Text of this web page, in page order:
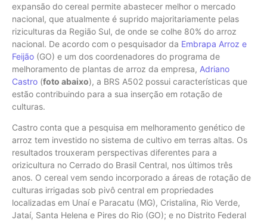
expansão do cereal permite abastecer melhor o mercado
nacional, que atualmente é suprido majoritariamente pelas
riziculturas da Região Sul, de onde se colhe 80% do arroz
nacional. De acordo com o pesquisador da Embrapa Arroz e
Feijão (GO) e um dos coordenadores do programa de
melhoramento de plantas de arroz da empresa, Adriano
Castro (foto abaixo), a BRS A502 possui características que
estão contribuindo para a sua inserção em rotação de
culturas.
Castro conta que a pesquisa em melhoramento genético de
arroz tem investido no sistema de cultivo em terras altas. Os
resultados trouxeram perspectivas diferentes para a
orizicultura no Cerrado do Brasil Central, nos últimos três
anos. O cereal vem sendo incorporado a áreas de rotação de
culturas irrigadas sob pivô central em propriedades
localizadas em Unaí e Paracatu (MG), Cristalina, Rio Verde,
Jataí, Santa Helena e Pires do Rio (GO); e no Distrito Federal